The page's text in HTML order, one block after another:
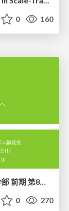
0 160
[2026前期火５] 論理学（京都大学文学部 前期 第8回）「正規化定理の証明」
0 270